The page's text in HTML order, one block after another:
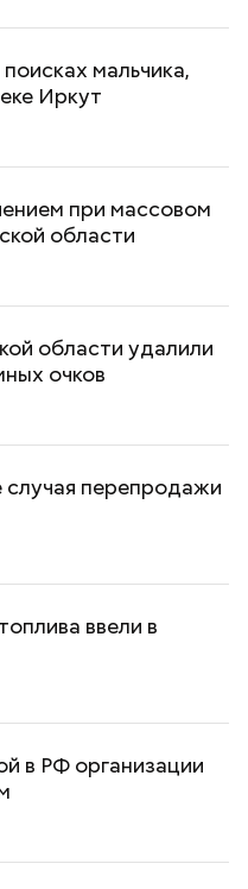
мальчика,
Иркут
при массовом
области
области удалили
очков
перепродажи
ввели в
в РФ организации